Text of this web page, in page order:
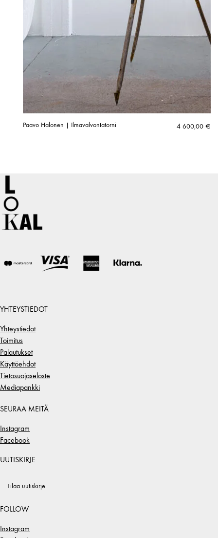
Paavo Halonen | Ilmavalvontatorni 4 600,00 €
YHTEYSTIEDOT
Yhteystiedot
Toimitus
Palautukset
Käyttöehdot
Tietosuojaseloste
Mediapankki
SEURAA MEITÄ
Instagram
Facebook
UUTISKIRJE
Tilaa uutiskirje
FOLLOW
Instagram